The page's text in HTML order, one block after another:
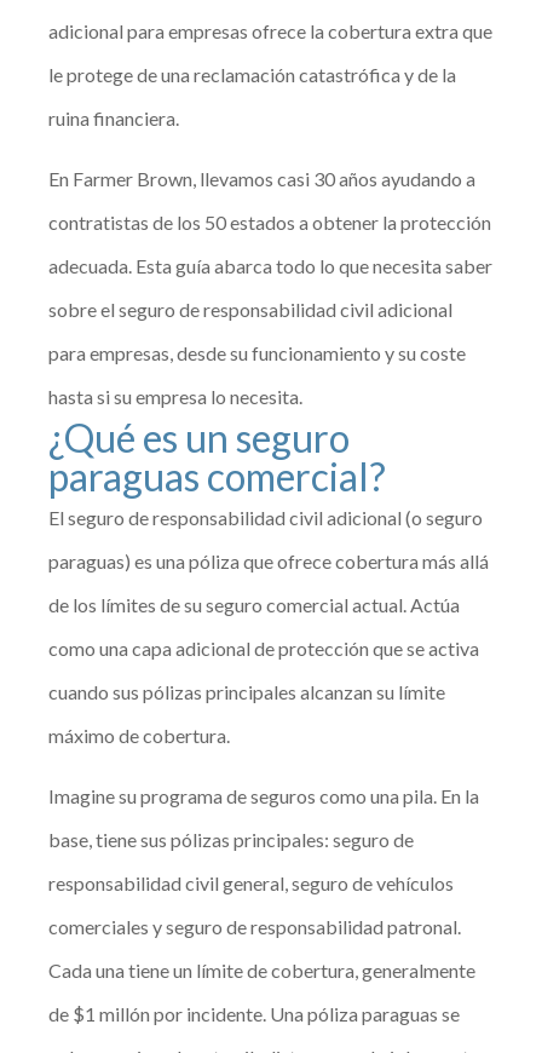
adicional para empresas ofrece la cobertura extra que
le protege de una reclamación catastrófica y de la
ruina financiera.
En Farmer Brown, llevamos casi 30 años ayudando a
contratistas de los 50 estados a obtener la protección
adecuada. Esta guía abarca todo lo que necesita saber
sobre el seguro de responsabilidad civil adicional
para empresas, desde su funcionamiento y su coste
hasta si su empresa lo necesita.
¿Qué es un seguro
paraguas comercial?
El seguro de responsabilidad civil adicional (o seguro
paraguas) es una póliza que ofrece cobertura más allá
de los límites de su seguro comercial actual. Actúa
como una capa adicional de protección que se activa
cuando sus pólizas principales alcanzan su límite
máximo de cobertura.
Imagine su programa de seguros como una pila. En la
base, tiene sus pólizas principales: seguro de
responsabilidad civil general, seguro de vehículos
comerciales y seguro de responsabilidad patronal.
Cada una tiene un límite de cobertura, generalmente
de $1 millón por incidente. Una póliza paraguas se